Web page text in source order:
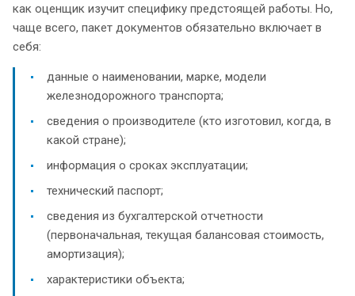
как оценщик изучит специфику предстоящей работы. Но,
чаще всего, пакет документов обязательно включает в
себя:
данные о наименовании, марке, модели
железнодорожного транспорта;
сведения о производителе (кто изготовил, когда, в
какой стране);
информация о сроках эксплуатации;
технический паспорт;
сведения из бухгалтерской отчетности
(первоначальная, текущая балансовая стоимость,
амортизация);
характеристики объекта;